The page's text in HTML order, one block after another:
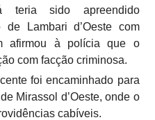
sido apreendido
de Lambari d’Oeste com
afirmou à polícia que o
com facção criminosa.
foi encaminhado para
Mirassol d’Oeste, onde o
cabíveis.